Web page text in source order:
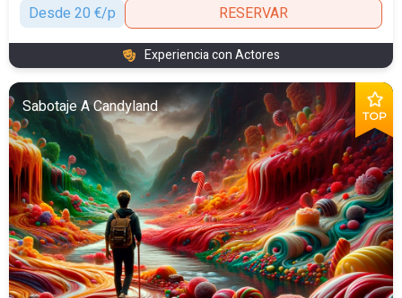
Desde 20 €/p
RESERVAR
Experiencia con Actores
TOP
Sabotaje A Candyland